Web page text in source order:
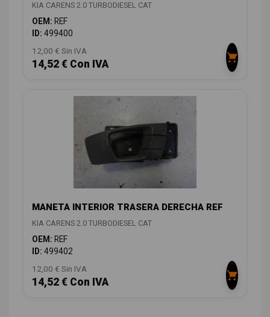
KIA CARENS 2.0 TURBODIESEL CAT
OEM: REF
ID: 499400
12,00 € Sin IVA
14,52 € Con IVA
MANETA INTERIOR TRASERA DERECHA REF
KIA CARENS 2.0 TURBODIESEL CAT
OEM: REF
ID: 499402
12,00 € Sin IVA
14,52 € Con IVA